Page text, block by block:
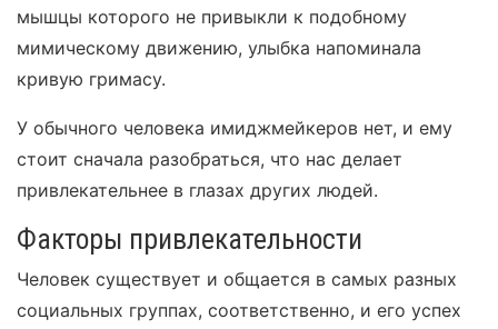
мышцы которого не привыкли к подобному
мимическому движению, улыбка напоминала
кривую гримасу.
У обычного человека имиджмейкеров нет, и ему
стоит сначала разобраться, что нас делает
привлекательнее в глазах других людей.
Факторы привлекательности
Человек существует и общается в самых разных
социальных группах, соответственно, и его успех